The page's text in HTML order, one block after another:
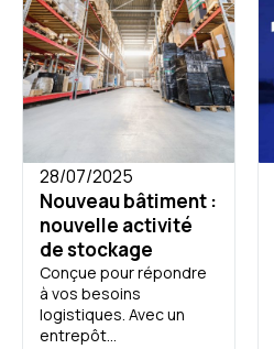
28/07/2025
Nouveau bâtiment :
nouvelle activité
de stockage
Conçue pour répondre
à vos besoins
logistiques. Avec un
entrepôt...